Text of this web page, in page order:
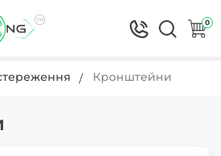
0
Кронштейни